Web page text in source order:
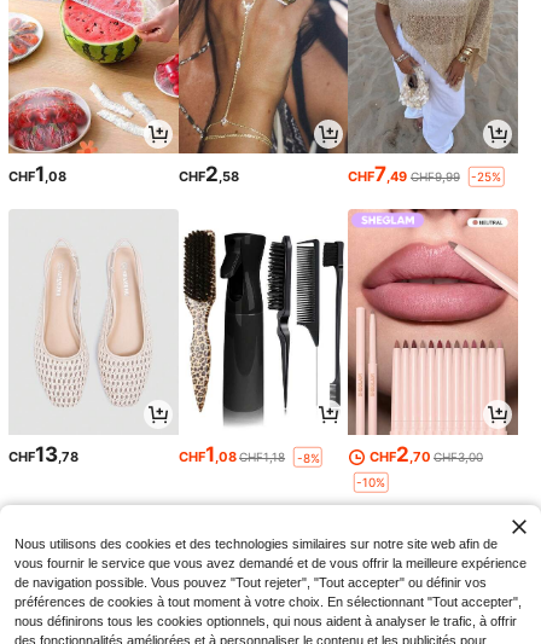
CHF1 ,08 CHF2 ,58 CHF7 ,49 CHF9,99 -25%
CHF13 ,78 CHF1 ,08CHF1,18 -8% CHF2 ,70 CHF3,00
-10%
Nous utilisons des cookies et des technologies similaires sur notre site web afin de
vous fournir le service que vous avez demandé et de vous offrir la meilleure expérience
de navigation possible. Vous pouvez "Tout rejeter", "Tout accepter" ou définir vos
préférences de cookies à tout moment à votre choix. En sélectionnant "Tout accepter",
nous définirons tous les cookies optionnels, qui nous aident à analyser le trafic, à offrir
des fonctionnalités améliorées et à personnaliser le contenu et les publicités pour